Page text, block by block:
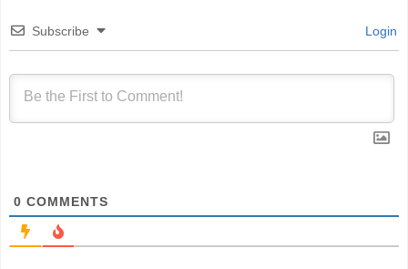
Subscribe Login
0 COMMENTS